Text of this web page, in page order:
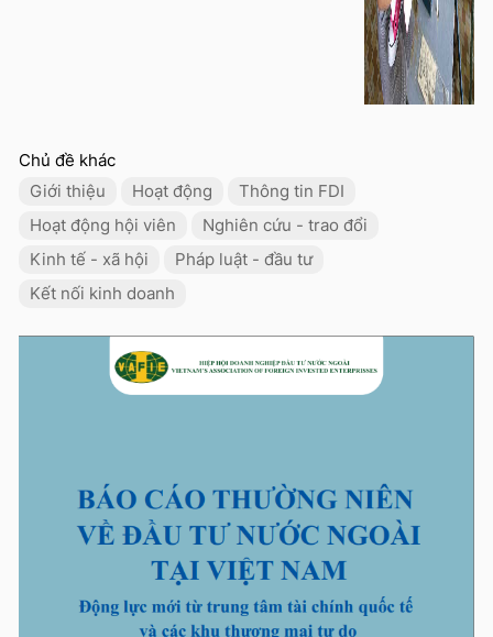
Chủ đề khác
Giới thiệu
Hoạt động
Thông tin FDI
Hoạt động hội viên
Nghiên cứu - trao đổi
Kinh tế - xã hội
Pháp luật - đầu tư
Kết nối kinh doanh